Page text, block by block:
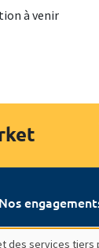
à venir
Nos
des services tiers